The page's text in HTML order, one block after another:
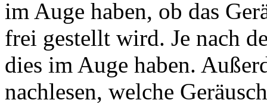
im Auge haben, ob das
frei gestellt wird. Je nach
dies im Auge haben.
nachlesen, welche